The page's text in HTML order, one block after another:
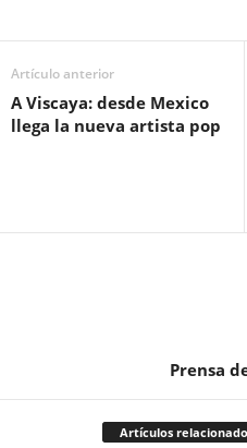
Artículo anterior
A Viscaya: desde Mexico
llega la nueva artista pop
Prensa
Artículos